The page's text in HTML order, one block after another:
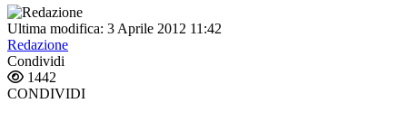
Ultima modifica: 3 Aprile 2012 11:42
Redazione
Condividi
1442
CONDIVIDI